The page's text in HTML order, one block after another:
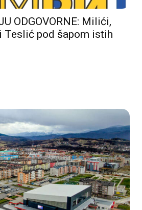
ODGOVORNE: Milići,
Teslić pod šapom istih